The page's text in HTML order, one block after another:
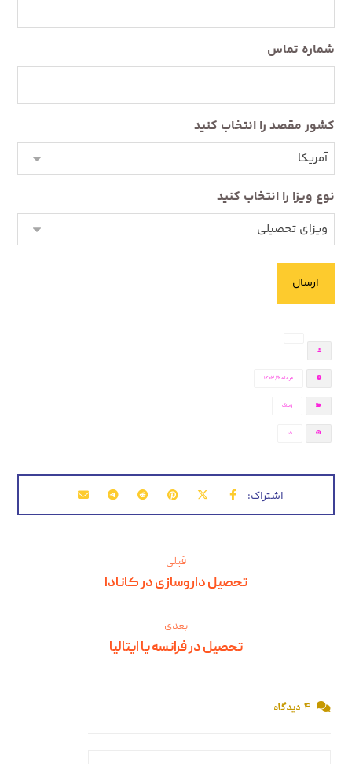
شماره تماس
کشور مقصد را انتخاب کنید
نوع ویزا را انتخاب کنید
مرداد ۲۲, ۱۴۰۳
وبلاگ
15
قبلی
تحصیل داروسازی در کانادا
بعدی
تحصیل در فرانسه یا ایتالیا
۴ دیدگاه